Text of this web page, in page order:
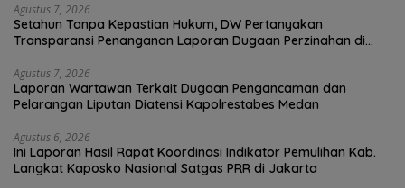
Agustus 7, 2026
Setahun Tanpa Kepastian Hukum, DW Pertanyakan
Transparansi Penanganan Laporan Dugaan Perzinahan di
Agustus 7, 2026
Laporan Wartawan Terkait Dugaan Pengancaman dan
Pelarangan Liputan Diatensi Kapolrestabes Medan
Agustus 6, 2026
Ini Laporan Hasil Rapat Koordinasi Indikator Pemulihan Kab.
Langkat Kaposko Nasional Satgas PRR di Jakarta